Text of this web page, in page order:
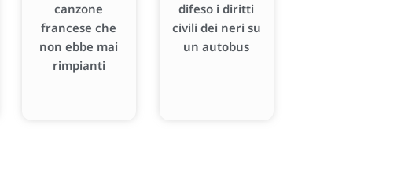
canzone
francese che
non ebbe mai
rimpianti
difeso i diritti
civili dei neri su
un autobus